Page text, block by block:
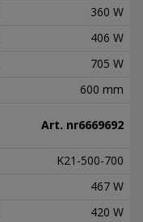
360 W
406 W
705 W
600 mm
Art. nr6669692
K21-500-700
467 W
420 W